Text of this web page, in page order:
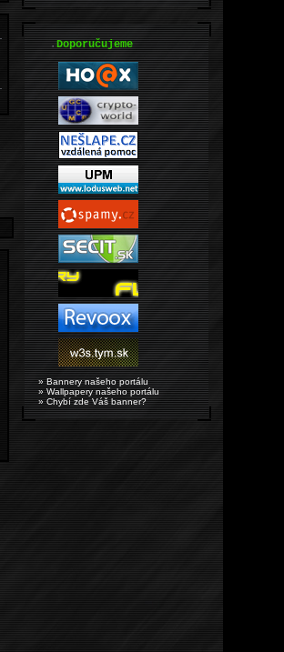
.Doporučujeme
» Bannery našeho portálu
» Wallpapery našeho portálu
» Chybí zde Váš banner?